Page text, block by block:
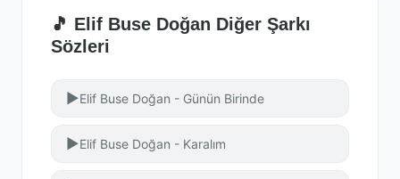
🎵 Elif Buse Doğan Diğer Şarkı
Sözleri
▶Elif Buse Doğan - Günün Birinde
▶Elif Buse Doğan - Karalım